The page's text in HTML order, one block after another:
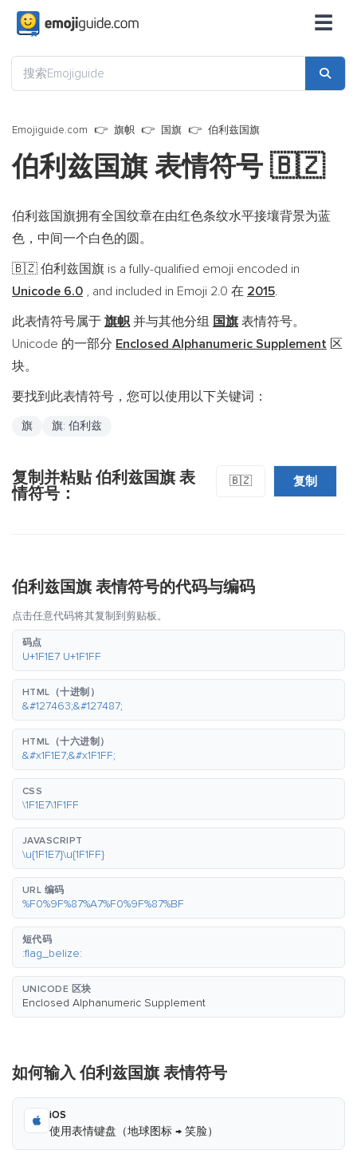
☰
Emojiguide.com 旗帜 国旗 伯利兹国旗
伯利兹国旗 表情符号 🇧🇿
伯利兹国旗拥有全国纹章在由红色条纹水平接壤背景为蓝
色，中间一个白色的圆。
🇧🇿 伯利兹国旗 is a fully-qualified emoji encoded in
Unicode 6.0 , and included in Emoji 2.0 在 2015.
此表情符号属于 旗帜并与其他分组 国旗 表情符号。
Unicode 的一部分 Enclosed Alphanumeric Supplement 区
块。
要找到此表情符号，您可以使用以下关键词：
旗 旗: 伯利兹
复制并粘贴 伯利兹国旗 表
情符号：
🇧🇿 复制
伯利兹国旗 表情符号的代码与编码
点击任意代码将其复制到剪贴板。
码点
U+1F1E7 U+1F1FF
HTML（十进制）
&#127463;&#127487;
HTML（十六进制）
&#x1F1E7;&#x1F1FF;
CSS
\1F1E7\1F1FF
JAVASCRIPT
\u{1F1E7}\u{1F1FF}
URL 编码
%F0%9F%87%A7%F0%9F%87%BF
短代码
:flag_belize:
UNICODE 区块
Enclosed Alphanumeric Supplement
如何输入 伯利兹国旗 表情符号
iOS
使用表情键盘（地球图标 → 笑脸）